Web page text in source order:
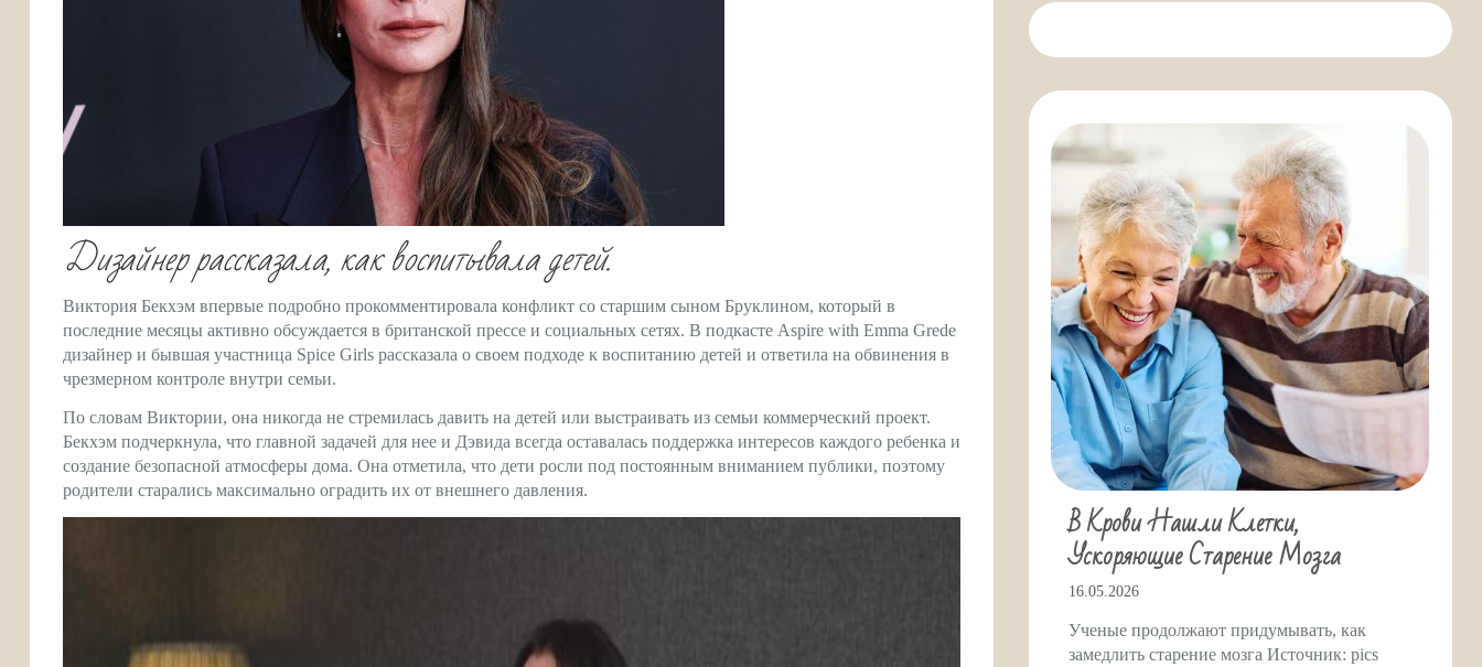
Дизайнер рассказала, как воспитывала детей.
Виктория Бекхэм впервые подробно прокомментировала конфликт со старшим сыном Бруклином, который в
последние месяцы активно обсуждается в британской прессе и социальных сетях. В подкасте Aspire with Emma Grede
дизайнер и бывшая участница Spice Girls рассказала о своем подходе к воспитанию детей и ответила на обвинения в
чрезмерном контроле внутри семьи.
По словам Виктории, она никогда не стремилась давить на детей или выстраивать из семьи коммерческий проект.
Бекхэм подчеркнула, что главной задачей для нее и Дэвида всегда оставалась поддержка интересов каждого ребенка и
создание безопасной атмосферы дома. Она отметила, что дети росли под постоянным вниманием публики, поэтому
родители старались максимально оградить их от внешнего давления.
В Крови Нашли Клетки,
Ускоряющие Старение Мозга
16.05.2026
Ученые продолжают придумывать, как
замедлить старение мозга Источник: pics